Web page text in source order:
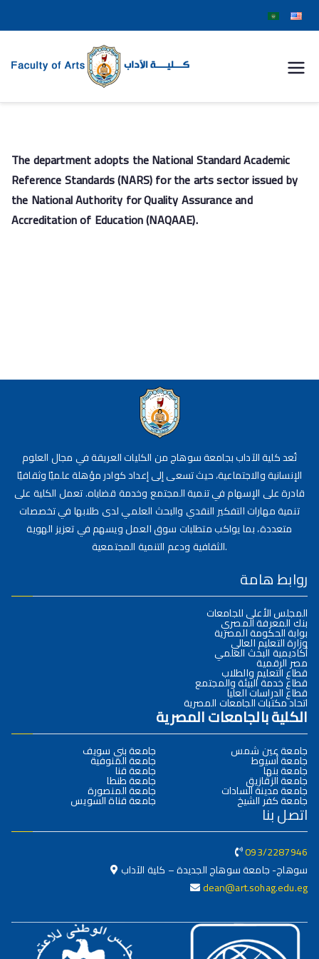
جامعة
سوهاج
The department adopts the National Standard Academic
Reference Standards (NARS) for the arts sector issued by
the National Authority for Quality Assurance and
Accreditation of Education (NAQAAE).
تُعد كلية الآداب بجامعة سوهاج من الكليات العريقة في مجال العلوم
الإنسانية والاجتماعية، حيث تسعى إلى إعداد كوادر مؤهلة علميًا وثقافيًا
قادرة على الإسهام في تنمية المجتمع وخدمة قضاياه. تعمل الكلية على
تنمية مهارات التفكير النقدي والبحث العلمي لدى طلابها في تخصصات
متعددة، بما يواكب متطلبات سوق العمل ويسهم في تعزيز الهوية
الثقافية ودعم التنمية المجتمعية.
روابط هامة
المجلس الأعلى للجامعات
بنك المعرفة المصري
بوابة الحكومة المصرية
وزارة التعليم العالي
أكاديمية البحث العلمي
مصر الرقمية
قطاع التعليم والطلاب
قطاع خدمة البيئة والمجتمع
قطاع الدراسات العليا
اتحاد مكتبات الجامعات المصرية
الكلية بالجامعات المصرية
جامعة عين شمس
جامعة أسيوط
جامعة بنها
جامعة الزقازيق
جامعة مدينة السادات
جامعة كفر الشيخ
جامعة بني سويف
جامعة المنوفية
جامعة قنا
جامعة طنطا
جامعة المنصورة
جامعة قناة السويس
اتصل بنا
093/2287946
سوهاج- جامعة سوهاج الجديدة – كلية الآداب
dean@art.sohag.edu.eg